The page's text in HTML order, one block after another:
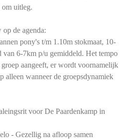
om uitleg.
de agenda:
pony's t/m 1.10m stokmaat, 10-
van 6-7km p/u gemiddeld. Het tempo
aangeeft, er wordt voornamelijk
alleen wanneer de groepsdynamiek
voor De Paardenkamp in
- Gezellig na afloop samen